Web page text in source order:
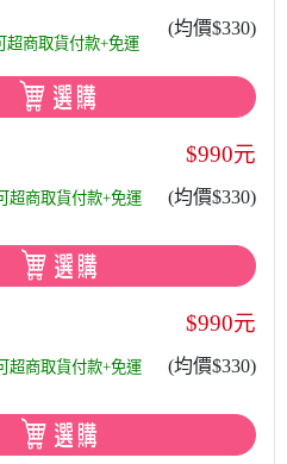
超商取貨付款+免運
(均價$330)
超商取貨付款+免運
$990元
(均價$330)
超商取貨付款+免運
$990元
(均價$330)